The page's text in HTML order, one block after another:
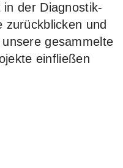
der Diagnostik-
zurückblicken und
gesammelte
einfließen